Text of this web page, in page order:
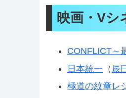
映画・Vシ
CONFLICT～
日本統一 （ 辰
極道の紋章レ